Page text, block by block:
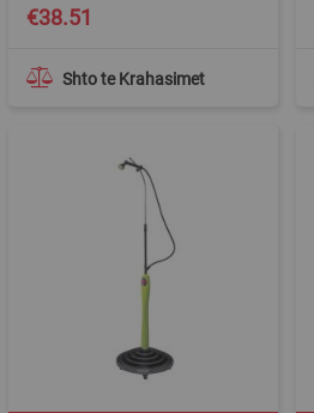
Shto te Krahasimet
€38.51